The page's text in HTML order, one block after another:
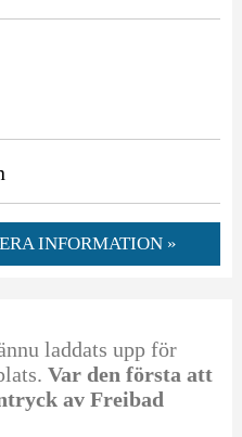
INFORMATION »
laddats upp för
Var den första att
av Freibad